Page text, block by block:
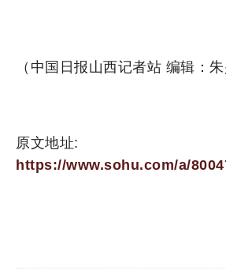
（中国日报山西记者站 编辑：朱
原文地址:
https://www.sohu.com/a/